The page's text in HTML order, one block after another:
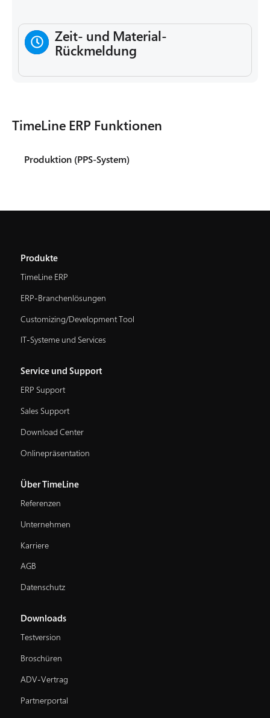
TimeLine ERP Funktionen
Produktion (PPS-System)
Zeit- und Material-
Rückmeldung
Produkte
TimeLine ERP
ERP-Branchenlösungen
Customizing/Development Tool
IT-Systeme und Services
Service und Support
ERP Support
Sales Support
Download Center
Onlinepräsentation
Über TimeLine
Referenzen
Unternehmen
Karriere
AGB
Datenschutz
Downloads
Testversion
Broschüren
ADV-Vertrag
Partnerportal